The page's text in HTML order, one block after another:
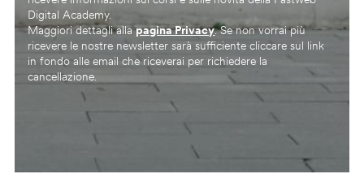
Digital Academy.
Maggiori dettagli allapagina Privacy. Se non vorrai più
ricevere le nostre newsletter sarà sufficiente cliccare sul link
in fondo alle email che riceverai per richiedere la
cancellazione.